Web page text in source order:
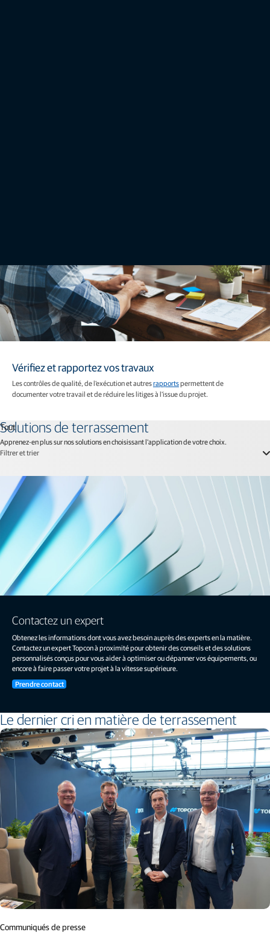
Vérifiez et rapportez vos travaux
Les contrôles de qualité, de l'exécution et autresrapportspermettent de
documenter votre travail et de réduire les litiges à l'issue du projet.
Tout
Solutions de terrassement
Apprenez-en plus sur nos solutions en choisissant l'application de votre choix.
Filtrer et trier
Contactez un expert
Obtenez les informations dont vous avez besoin auprès des experts en la matière.
Contactez un expert Topcon à proximité pour obtenir des conseils et des solutions
personnalisés conçus pour vous aider à optimiser ou dépanner vos équipements, ou
encore à faire passer votre projet à la vitesse supérieure.
Prendre contact
Le dernier cri en matière de terrassement
Communiqués de presse